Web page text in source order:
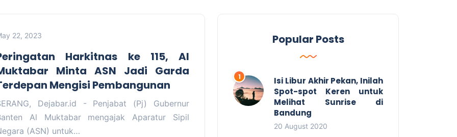
22, 2023
Harkitnas ke 115, Al
Minta ASN Jadi Garda
Mengisi Pembangunan
Dejabar.id - Penjabat (Pj) Gubernur
Al Muktabar mengajak Aparatur Sipil
(ASN) untuk…
Popular Posts
Isi Libur Akhir Pekan, Inilah
Spot-spot Keren untuk
Melihat Sunrise di
Bandung
20 August 2020